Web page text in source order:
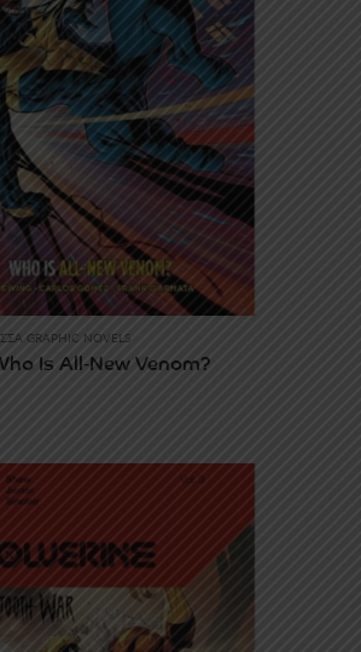
GRAPHIC NOVELS
Is All‑New Venom?